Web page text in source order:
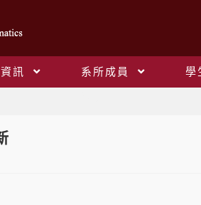
訊 系所成員 學